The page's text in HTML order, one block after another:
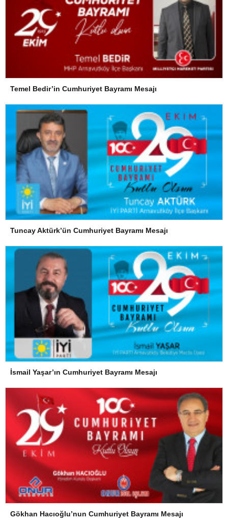
Temel Bedir’in Cumhuriyet Bayramı Mesajı
Tuncay Aktürk’ün Cumhuriyet Bayramı Mesajı
İsmail Yaşar’ın Cumhuriyet Bayramı Mesajı
Gökhan Hacıoğlu’nun Cumhuriyet Bayramı Mesajı